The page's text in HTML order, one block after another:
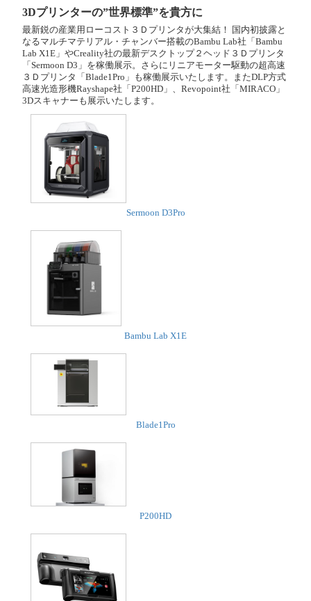
3Dプリンターの”世界標準”を貴方に
最新鋭の産業用ローコスト３Ｄプリンタが大集結！ 国内初披露と
なるマルチマテリアル・チャンバー搭載のBambu Lab社「Bambu
Lab X1E」やCreality社の最新デスクトップ２ヘッド３Ｄプリンタ
「Sermoon D3」を稼働展示。さらにリニアモーター駆動の超高速
３Ｄプリンタ「Blade1Pro」も稼働展示いたします。またDLP方式
高速光造形機Rayshape社「P200HD」、Revopoint社「MIRACO」
3Dスキャナーも展示いたします。
Sermoon D3Pro
Bambu Lab X1E
Blade1Pro
P200HD